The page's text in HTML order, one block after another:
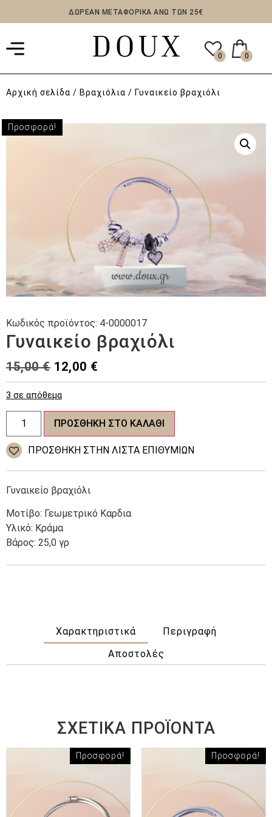
ΔΩΡΕΑΝ ΜΕΤΑΦΟΡΙΚΑ ΑΝΩ ΤΩΝ 25€
0 0
Αρχική σελίδα / Βραχιόλια / Γυναικείο βραχιόλι
Προσφορά!
Γυναικείο βραχιόλι
15,00€ Original
price
was:
15,00 €.
12,00 €
τρέχουσα
είναι:
12,00 €.
Γυναικείο βραχιόλι
Μοτίβο: Γεωμετρικό Καρδια
Υλικό: Κράμα
Βάρος: 25,0 γρ
3 σε απόθεμα
Γυναικείο
βραχιόλι
ποσότητα
ΠΡΟΣΘΉΚΗ ΣΤΟ ΚΑΛΆΘΙ
ΠΡΌΣΘΉΚΗ ΣΤΗΝ ΛΊΣΤΑ ΕΠΙΘΥΜΙΏΝ
Κωδικός προϊόντος: 4-0000017
Χαρακτηριστικά
Περιγραφή
Αποστολές
ΣΧΕΤΙΚΆ ΠΡΟΪΌΝΤΑ
Προσφορά! Προσφορά!